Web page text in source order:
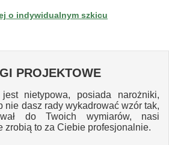
o indywidualnym szkicu
PROJEKTOWE
nietypowa, posiada narożniki,
nie dasz rady wykadrować wzór tak,
do Twoich wymiarów, nasi
zrobią to za Ciebie profesjonalnie.